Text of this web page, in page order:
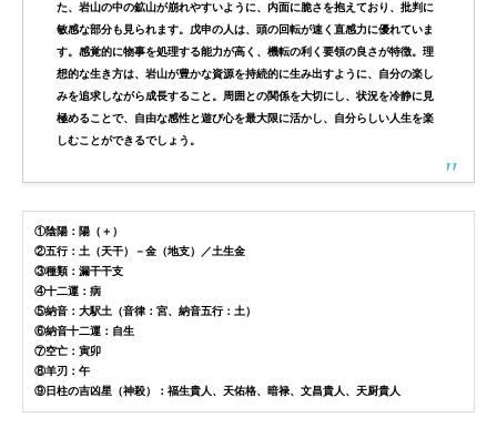
た、岩山の中の鉱山が崩れやすいように、内面に脆さを抱えており、批判に
敏感な部分も見られます。 戊申の人は、頭の回転が速く直感力に優れていま
す。感覚的に物事を処理する能力が高く、機転の利く要領の良さが特徴。 理
想的な生き方は、岩山が豊かな資源を持続的に生み出すように、自分の楽し
みを追求しながら成長すること。周囲との関係を大切にし、状況を冷静に見
極めることで、自由な感性と遊び心を最大限に活かし、自分らしい人生を楽
しむことができるでしょう。
①陰陽：陽（＋）
②五行：土（天干）－金（地支）／土生金
③種類：漏干干支
④十二運：病
⑤納音：大駅土（音律：宮、納音五行：土）
⑥納音十二運：自生
⑦空亡：寅卯
⑧羊刃：午
⑨日柱の吉凶星（神殺）：福生貴人、天佑格、暗禄、文昌貴人、天厨貴人